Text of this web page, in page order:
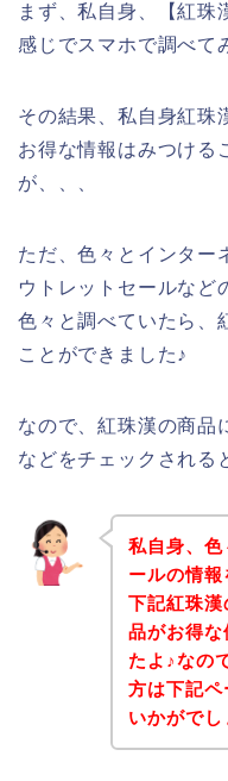
まず、私自身、【紅珠
感じでスマホで調べて
その結果、私自身紅珠
お得な情報はみつける
が、、、
ただ、色々とインター
ウトレットセールなど
色々と調べていたら、
ことができました♪
なので、紅珠漢の商品
などをチェックされる
私自身、色
ールの情報
下記紅珠
品がお得な
たよ♪なの
方は下記
いかがでし